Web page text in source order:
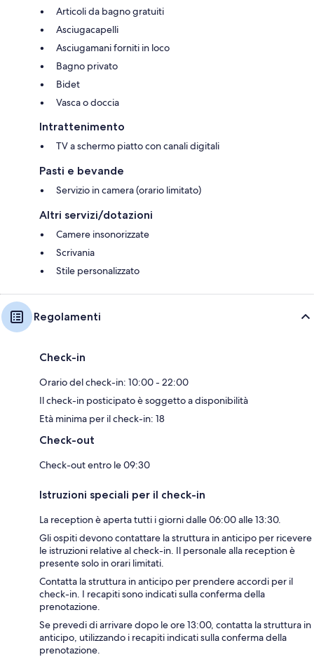
Articoli da bagno gratuiti
Asciugacapelli
Asciugamani forniti in loco
Bagno privato
Bidet
Vasca o doccia
Intrattenimento
TV a schermo piatto con canali digitali
Pasti e bevande
Servizio in camera (orario limitato)
Altri servizi/dotazioni
Camere insonorizzate
Scrivania
Stile personalizzato
Regolamenti
Check-in
Orario del check-in: 10:00 - 22:00
Il check-in posticipato è soggetto a disponibilità
Età minima per il check-in: 18
Check-out
Check-out entro le 09:30
Istruzioni speciali per il check-in
La reception è aperta tutti i giorni dalle 06:00 alle 13:30.
Gli ospiti devono contattare la struttura in anticipo per ricevere
le istruzioni relative al check-in. Il personale alla reception è
presente solo in orari limitati.
Contatta la struttura in anticipo per prendere accordi per il
check-in. I recapiti sono indicati sulla conferma della
prenotazione.
Se prevedi di arrivare dopo le ore 13:00, contatta la struttura in
anticipo, utilizzando i recapiti indicati sulla conferma della
prenotazione.